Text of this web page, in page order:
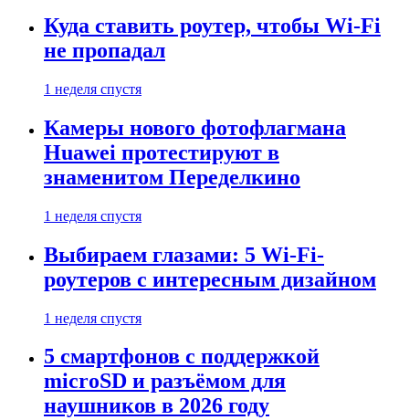
Куда ставить роутер, чтобы Wi-Fi
не пропадал
1 неделя спустя
Камеры нового фотофлагмана
Huawei протестируют в
знаменитом Переделкино
1 неделя спустя
Выбираем глазами: 5 Wi-Fi-
роутеров с интересным дизайном
1 неделя спустя
5 смартфонов с поддержкой
microSD и разъёмом для
наушников в 2026 году